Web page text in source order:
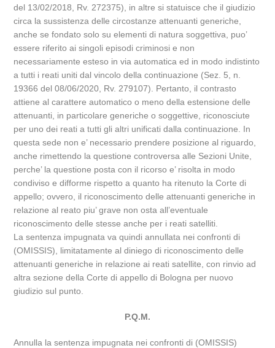
del 13/02/2018, Rv. 272375), in altre si statuisce che il giudizio
circa la sussistenza delle circostanze attenuanti generiche,
anche se fondato solo su elementi di natura soggettiva, puo’
essere riferito ai singoli episodi criminosi e non
necessariamente esteso in via automatica ed in modo indistinto
a tutti i reati uniti dal vincolo della continuazione (Sez. 5, n.
19366 del 08/06/2020, Rv. 279107). Pertanto, il contrasto
attiene al carattere automatico o meno della estensione delle
attenuanti, in particolare generiche o soggettive, riconosciute
per uno dei reati a tutti gli altri unificati dalla continuazione. In
questa sede non e’ necessario prendere posizione al riguardo,
anche rimettendo la questione controversa alle Sezioni Unite,
perche’ la questione posta con il ricorso e’ risolta in modo
condiviso e difforme rispetto a quanto ha ritenuto la Corte di
appello; ovvero, il riconoscimento delle attenuanti generiche in
relazione al reato piu’ grave non osta all’eventuale
riconoscimento delle stesse anche per i reati satelliti.
La sentenza impugnata va quindi annullata nei confronti di
(OMISSIS), limitatamente al diniego di riconoscimento delle
attenuanti generiche in relazione ai reati satellite, con rinvio ad
altra sezione della Corte di appello di Bologna per nuovo
giudizio sul punto.
P.Q.M.
Annulla la sentenza impugnata nei confronti di (OMISSIS)